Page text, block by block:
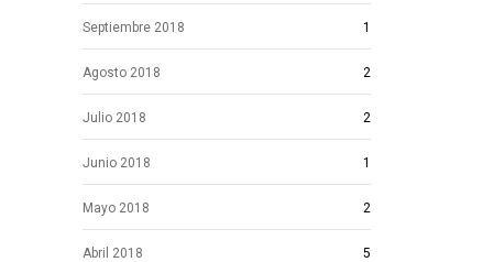
Septiembre 2018 1
Agosto 2018 2
Julio 2018 2
Junio 2018 1
Mayo 2018 2
Abril 2018 5